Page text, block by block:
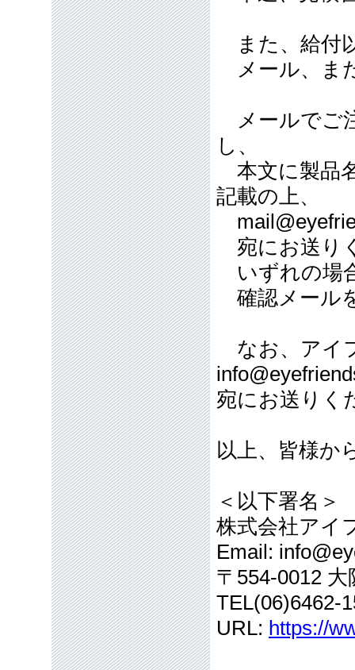
また、給付
メール、ま
メールでご
し、
本文に製品
記載の上、
宛にお送り
いずれの場
確認メール
なお、アイ
宛にお送りく
以上、皆様か
＜以下署名＞
株式会社アイ
Email:
〒554-0012
TEL(06)6462-
URL: https://